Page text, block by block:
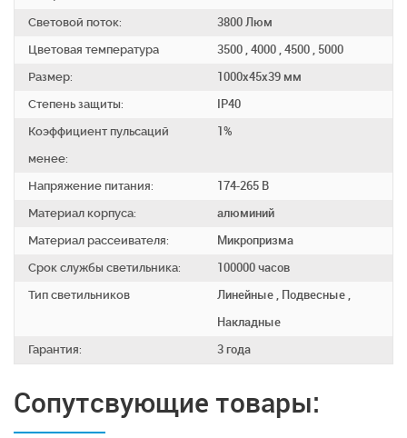
Световой поток:
3800 Люм
Цветовая температура
3500 , 4000 , 4500 , 5000
Размер:
1000х45х39 мм
Степень защиты:
IP40
Коэффициент пульсаций
менее:
1%
Напряжение питания:
174-265 В
Материал корпуса:
алюминий
Материал рассеивателя:
Микропризма
Срок службы светильника:
100000 часов
Тип светильников
Линейные , Подвесные ,
Накладные
Гарантия:
3 года
Сопутсвующие товары: